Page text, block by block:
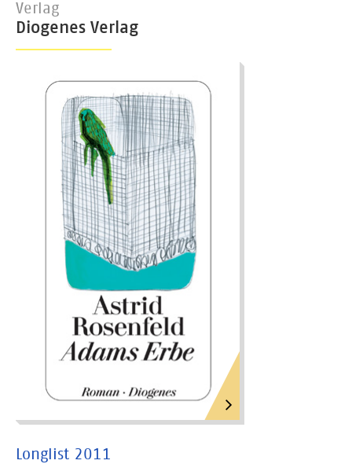
Verlag
Diogenes Verlag
Longlist 2011